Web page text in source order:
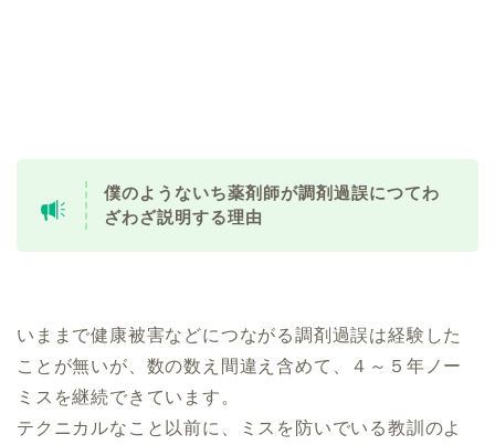
僕のようないち薬剤師が調剤過誤につてわ
ざわざ説明する理由
いままで健康被害などにつながる調剤過誤は経験した
ことが無いが、数の数え間違え含めて、４～５年ノー
ミスを継続できています。
テクニカルなこと以前に、ミスを防いでいる教訓のよ